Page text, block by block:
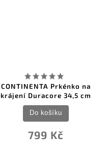
CONTINENTA Prkénko na
krájení Duracore 34,5 cm
799 Kč
Do košíku